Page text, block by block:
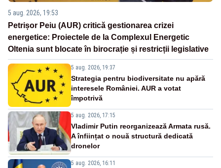
5 aug. 2026, 19:53
Petrișor Peiu (AUR) critică gestionarea crizei
energetice: Proiectele de la Complexul Energetic
Oltenia sunt blocate în birocrație și restricții legislative
5 aug. 2026, 19:37
Strategia pentru biodiversitate nu apără
interesele României. AUR a votat
împotrivă
5 aug. 2026, 17:15
Vladimir Putin reorganizează Armata rusă.
A înființat o nouă structură dedicată
dronelor
5 aug. 2026, 16:11